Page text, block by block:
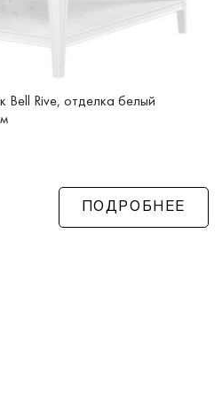
Bell Rive, отделка белый
ПОДРОБНЕЕ